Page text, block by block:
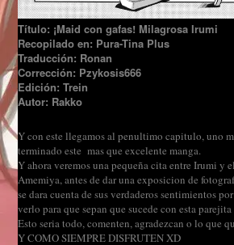
Título: ¡Maid con gafas! Milagrosa Irumi
Recopilado en: Pura-Tina Plus
Traducción: Ronan
Corrección: Pzykosis666
Edición: Trein
Autor: Rakko
Y con este llegamos al penultimo capitulo, uno
terminado este mas que excelente manga.
Y ahora veremos una pequeña cita entre Irumi y
Amemiya, antes de dar una exposicion de
se dara cuenta de sus verdaderos sentimientos
verlo para que sepan que sucede con esta
Esto seria todo, comenten, agradezcan o lo que
Y COMO SIEMPRE DISFRUTEN XD